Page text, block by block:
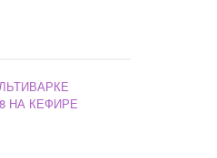
НА КЕФИРЕ